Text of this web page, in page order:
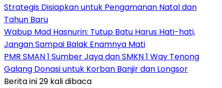
Strategis Disiapkan untuk Pengamanan Natal dan
Tahun Baru
Wabup Mad Hasnurin: Tutup Batu Harus Hati-hati,
Jangan Sampai Balak Enamnya Mati
PMR SMAN 1 Sumber Jaya dan SMKN 1 Way Tenong
Galang Donasi untuk Korban Banjir dan Longsor
Berita ini 29 kali dibaca